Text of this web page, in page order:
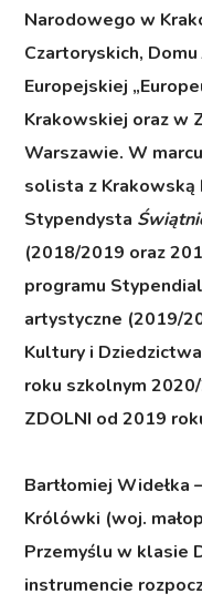
Narodowego w
Czartoryskich,
Europejskiej
Krakowskiej oraz w
Warszawie. W
solista z Krakowską
Stypendysta
(2018/2019 oraz
programu
artystyczne (2019/
Kultury i
roku szkolnym
ZDOLNI od 2019
Bartłomiej
Królówki (woj.
Przemyślu w klasie
instrumencie